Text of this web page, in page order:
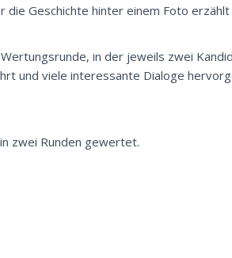
Geschichte hinter einem Foto
in der jeweils zwei
und viele interessante Dialoge
zwei Runden gewertet.